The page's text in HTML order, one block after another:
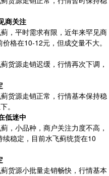
商关注
，平时需求有限，近年来罕见商
格在10-12元，但成交量不大。
货源走销迟缓，行情再次下调，
货源走销正常，行情基本保持稳
。
低迷中
，小品种，商户关注力度不高，
稳定，目前水飞蓟统货在10
货源小批量走销畅快，行情基本